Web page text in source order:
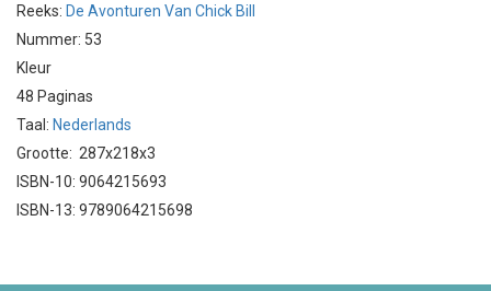
Reeks: De Avonturen Van Chick Bill
Nummer: 53
Kleur
48 Paginas
Taal: Nederlands
Grootte: 287x218x3
ISBN-10: 9064215693
ISBN-13: 9789064215698